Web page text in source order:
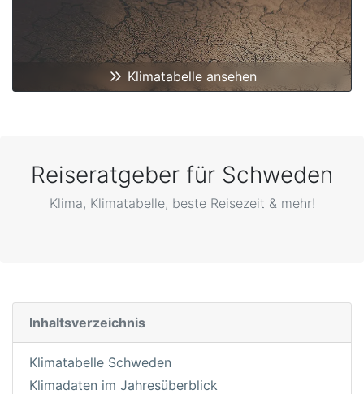
Klimatabelle ansehen
Reiseratgeber für Schweden
Klima, Klimatabelle, beste Reisezeit & mehr!
Inhaltsverzeichnis
Klimatabelle Schweden
Klimadaten im Jahresüberblick